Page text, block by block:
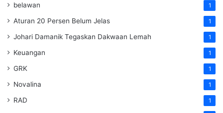
belawan 1
Aturan 20 Persen Belum Jelas 1
Johari Damanik Tegaskan Dakwaan Lemah 1
Keuangan 1
GRK 1
Novalina 1
RAD 1